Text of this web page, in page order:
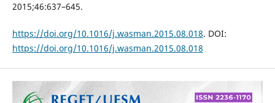
2015;46:637–645.
https://doi.org/10.1016/j.wasman.2015.08.018. DOI:
https://doi.org/10.1016/j.wasman.2015.08.018